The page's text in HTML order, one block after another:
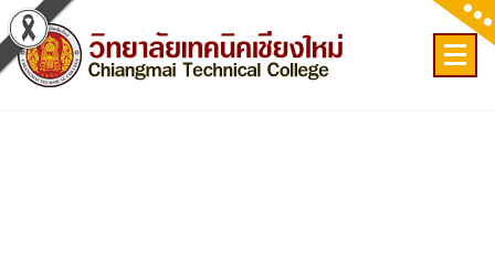
Skip
to
content